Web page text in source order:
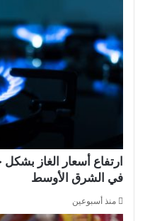
ارتفاع أسعار الغاز
في الشرق الأوسط
منذ أسبوعين